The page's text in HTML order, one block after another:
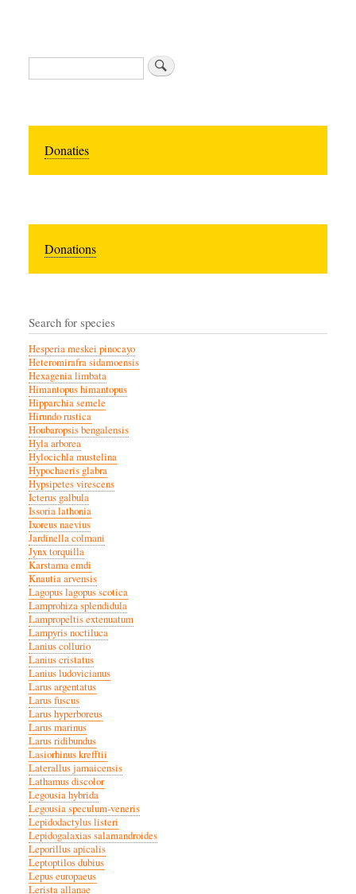
Zoeken
Donaties
Donations
Search for species
Hesperia meskei pinocayo
Heteromirafra sidamoensis
Hexagenia limbata
Himantopus himantopus
Hipparchia semele
Hirundo rustica
Houbaropsis bengalensis
Hyla arborea
Hylocichla mustelina
Hypochaeris glabra
Hypsipetes virescens
Icterus galbula
Issoria lathonia
Ixoreus naevius
Jardinella colmani
Jynx torquilla
Karstama emdi
Knautia arvensis
Lagopus lagopus scotica
Lamprohiza splendidula
Lampropeltis extenuatum
Lampyris noctiluca
Lanius collurio
Lanius cristatus
Lanius ludovicianus
Larus argentatus
Larus fuscus
Larus hyperboreus
Larus marinus
Larus ridibundus
Lasiorhinus krefftii
Laterallus jamaicensis
Lathamus discolor
Legousia hybrida
Legousia speculum-veneris
Lepidodactylus listeri
Lepidogalaxias salamandroides
Leporillus apicalis
Leptoptilos dubius
Lepus europaeus
Lerista allanae